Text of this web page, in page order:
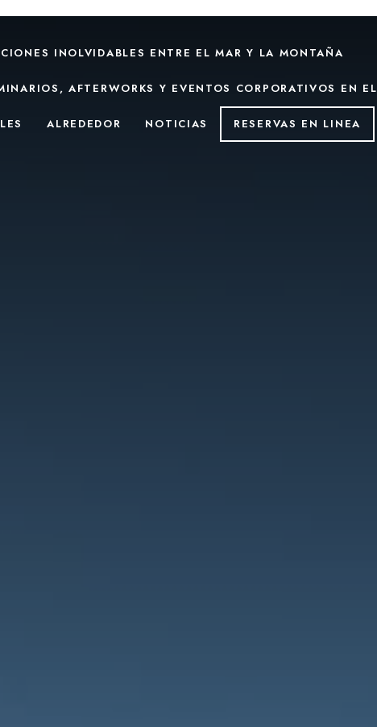
INOLVIDABLES ENTRE EL MAR Y LA MONTAÑA
AFTERWORKS Y EVENTOS CORPORATIVOS EN
ALREDEDOR NOTICIAS RESERVAS EN LINEA